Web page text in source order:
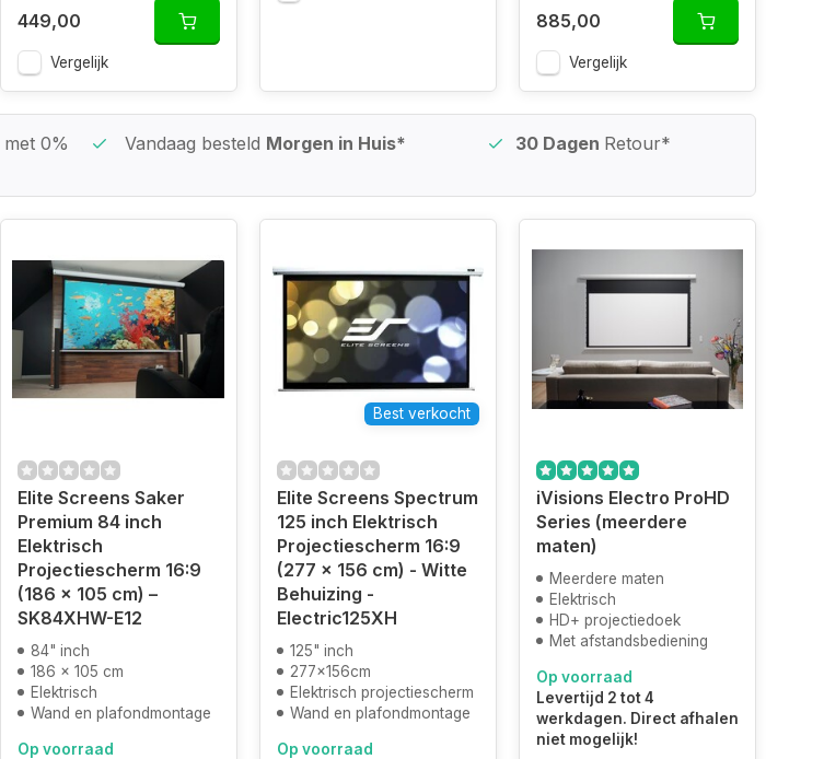
449,00
Vergelijk
885,00
Vergelijk
met 0%
Vandaag besteld Morgen in Huis* 30 Dagen Retour*
Elite Screens Saker
Premium 84 inch
Elektrisch
Projectiescherm 16:9
(186 x 105 cm) –
SK84XHW-E12
84" inch
186 x 105 cm
Elektrisch
Wand en plafondmontage
Op voorraad
Best verkocht
Elite Screens Spectrum
125 inch Elektrisch
Projectiescherm 16:9
(277 x 156 cm) - Witte
Behuizing -
Electric125XH
125" inch
277x156cm
Elektrisch projectiescherm
Wand en plafondmontage
Op voorraad
iVisions Electro ProHD
Series (meerdere
maten)
Meerdere maten
Elektrisch
HD+ projectiedoek
Met afstandsbediening
Op voorraad
Levertijd 2 tot 4
werkdagen. Direct afhalen
niet mogelijk!